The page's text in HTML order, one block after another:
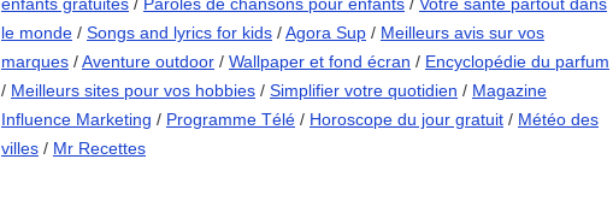
enfants gratuites / Paroles de chansons pour enfants / Votre santé partout dans
le monde / Songs and lyrics for kids /Agora Sup / Meilleurs avis sur vos
marques /Aventure outdoor / Wallpaper et fond écran / Encyclopédie du parfum
/ Meilleurs sites pour vos hobbies / Simplifier votre quotidien / Magazine
Influence Marketing / Programme Télé / Horoscope du jour gratuit / Météo des
villes / Mr Recettes